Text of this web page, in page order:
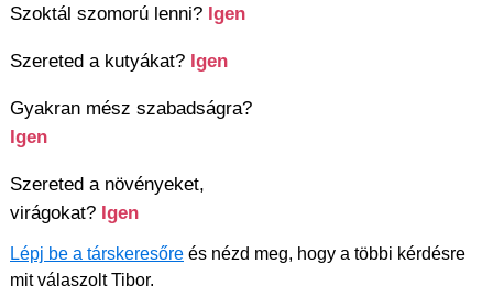
Szoktál szomorú lenni? Igen
Szereted a kutyákat? Igen
Gyakran mész szabadságra?
Igen
Szereted a növényeket,
virágokat? Igen
Lépj be a társkeresőre és nézd meg, hogy a többi kérdésre
mit válaszolt Tibor.